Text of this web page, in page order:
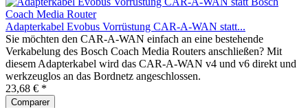
Adapterkabel Evobus Vorrüstung CAR-A-WAN statt...
Sie möchten den CAR-A-WAN einfach an eine bestehende
Verkabelung des Bosch Coach Media Routers anschließen? Mit
diesem Adapterkabel wird das CAR-A-WAN v4 und v6 direkt und
werkzeuglos an das Bordnetz angeschlossen.
23,68 € *
Comparer